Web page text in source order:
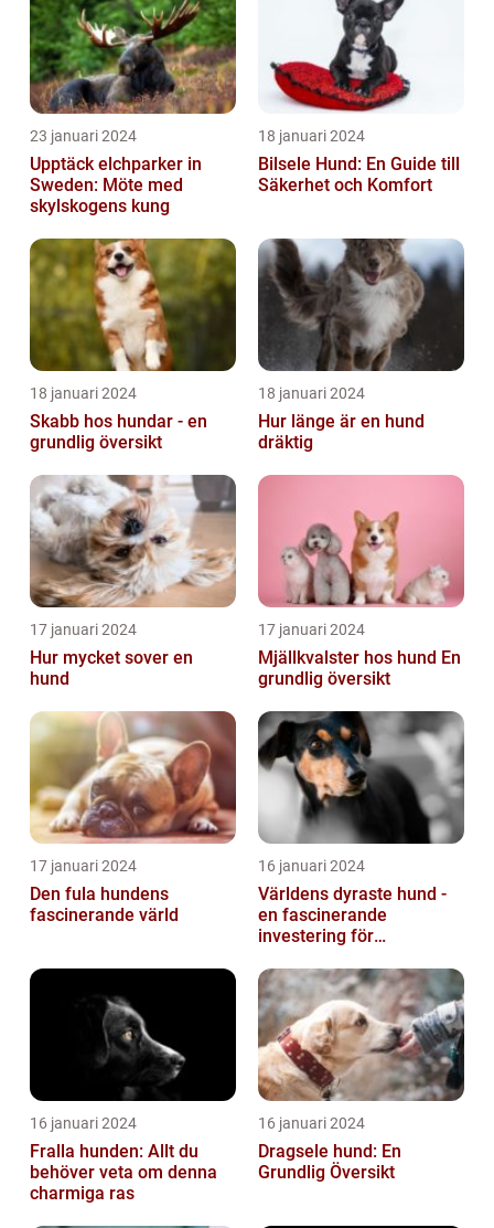
23 januari 2024
Upptäck elchparker in
Sweden: Möte med
skylskogens kung
18 januari 2024
Bilsele Hund: En Guide till
Säkerhet och Komfort
18 januari 2024
Skabb hos hundar - en
grundlig översikt
18 januari 2024
Hur länge är en hund
dräktig
17 januari 2024
Hur mycket sover en
hund
17 januari 2024
Mjällkvalster hos hund En
grundlig översikt
17 januari 2024
Den fula hundens
fascinerande värld
16 januari 2024
Världens dyraste hund -
en fascinerande
investering för
16 januari 2024
Fralla hunden: Allt du
behöver veta om denna
charmiga ras
16 januari 2024
Dragsele hund: En
Grundlig Översikt